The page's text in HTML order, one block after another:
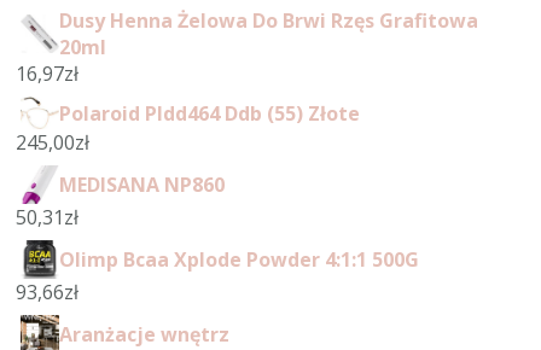
Dusy Henna Żelowa Do Brwi Rzęs Grafitowa
20ml
16,97zł
Polaroid Pldd464 Ddb (55) Złote
245,00zł
MEDISANA NP860
50,31zł
Olimp Bcaa Xplode Powder 4:1:1 500G
93,66zł
Aranżacje wnętrz